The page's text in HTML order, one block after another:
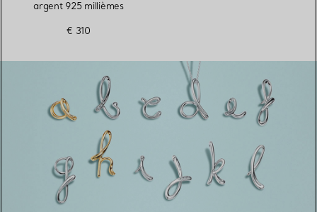
argent 925 millièmes
€ 310